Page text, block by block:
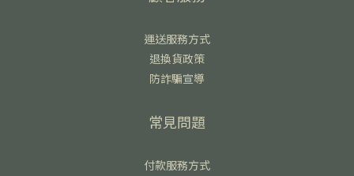
運送服務方式
退換貨政策
防詐騙宣導
常見問題
付款服務方式